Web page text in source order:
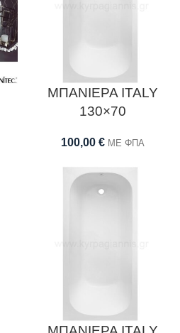
ΜΠΑΝΙΕΡΑ ITALY
130×70
100,00 € ΜΕ ΦΠΑ